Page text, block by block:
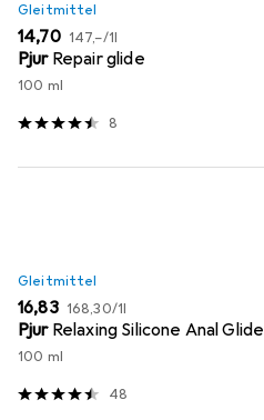
Gleitmittel
EUR
14,70 EUR
147,–/1l
Pjur Repair glide
100 ml
8
Gleitmittel
EUR
16,83 EUR
168,30/1l
Pjur Relaxing Silicone Anal Glide
100 ml
48